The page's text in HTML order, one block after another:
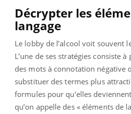
Décrypter les
langage
Le lobby de l’alcool voit souvent
L’une de ses stratégies consiste à
des mots à connotation négative
substituer des termes plus
formules pour qu’elles
qu’on appelle des « éléments de